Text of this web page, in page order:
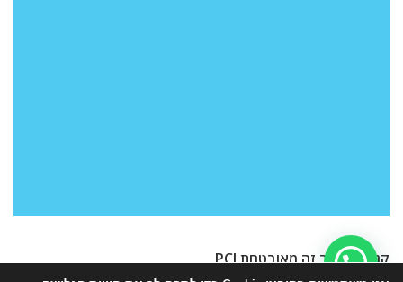
קנייה באתר זה מאובטחת PCI